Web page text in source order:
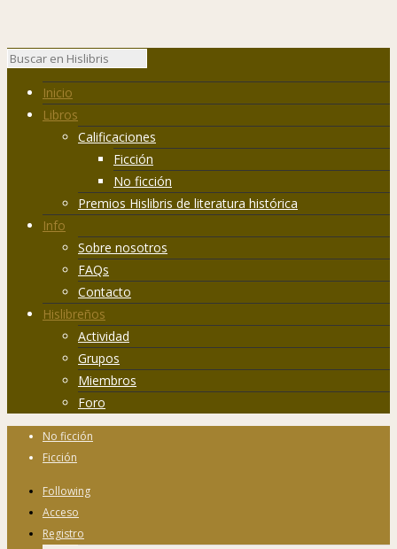
Inicio
Libros
Calificaciones
Ficción
No ficción
Premios Hislibris de literatura histórica
Info
Sobre nosotros
FAQs
Contacto
Hislibreños
Actividad
Grupos
Miembros
Foro
No ficción
Ficción
Following
Acceso
Registro